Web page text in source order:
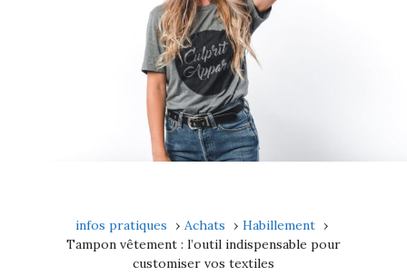
infos pratiques Achats
Habillement
Tampon vêtement : l’outil indispensable pour
customiser vos textiles